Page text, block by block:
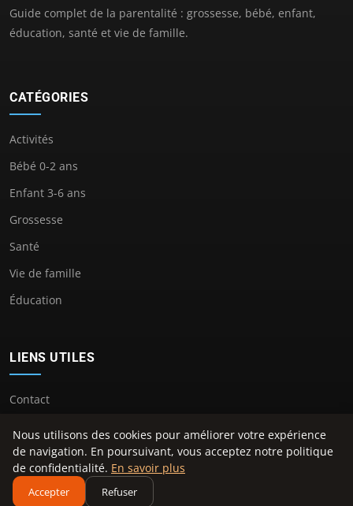
Guide complet de la parentalité : grossesse, bébé, enfant,
éducation, santé et vie de famille.
CATÉGORIES
Activités
Bébé 0-2 ans
Enfant 3-6 ans
Grossesse
Santé
Vie de famille
Éducation
LIENS UTILES
Contact
© 2026 Latitude Enfant. Tous droits réservés.
À propos Mentions légales
Nous utilisons des cookies pour améliorer votre expérience
de navigation. En poursuivant, vous acceptez notre politique
de confidentialité. En savoir plus
Accepter Refuser